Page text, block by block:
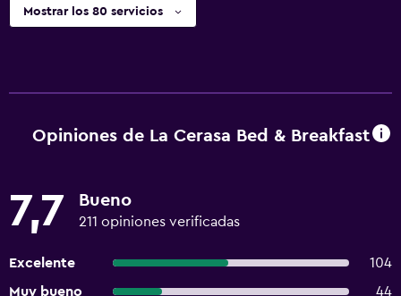
Mostrar los 80 servicios
Opiniones de La Cerasa Bed & Breakfast
7,7 Bueno
211 opiniones verificadas
Excelente
104
Muy bueno
44